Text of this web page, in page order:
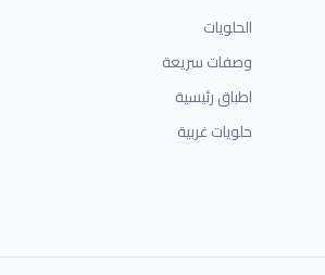
الحلويات
وصفات سريعة
اطباق رئيسية
حلويات غربية